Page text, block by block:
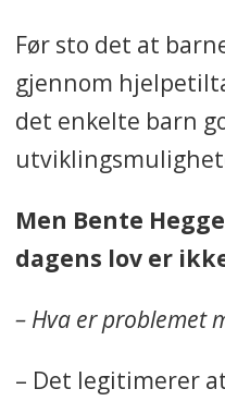
Før sto det at
gjennom
det enkelte barn
Men Bente
dagens lov er
– Hva er problemet
– Det legitimerer